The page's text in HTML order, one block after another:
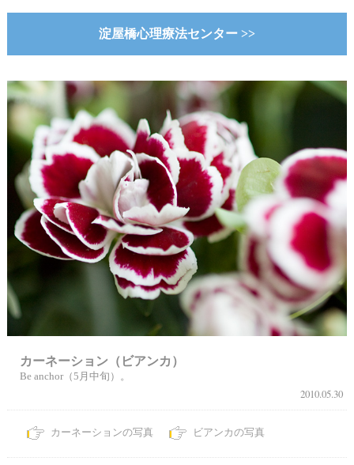
淀屋橋心理療法センター >>
カーネーション（ビアンカ）
Be anchor（5月中旬）。
2010.05.30
カーネーションの写真 ビアンカの写真